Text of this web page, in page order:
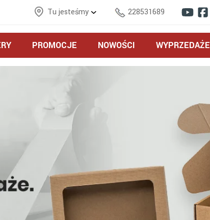
Tu jesteśmy 228531689
PROMOCJE NOWOŚCI WYPRZEDAŻE